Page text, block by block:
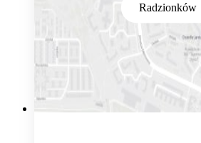
Radzionków